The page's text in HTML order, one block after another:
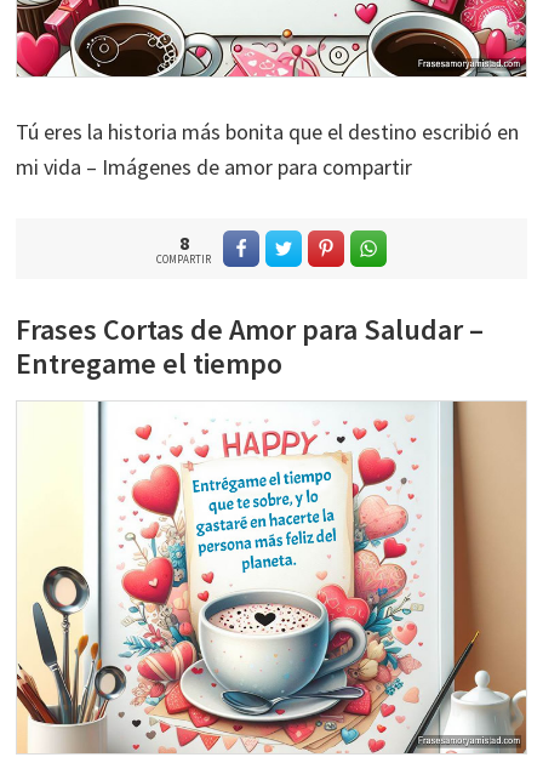
Tú eres la historia más bonita que el destino escribió en
mi vida – Imágenes de amor para compartir
8
COMPARTIR
Frases Cortas de Amor para Saludar –
Entregame el tiempo